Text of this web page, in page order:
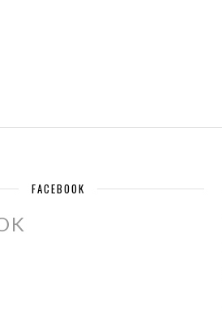
FACEBOOK